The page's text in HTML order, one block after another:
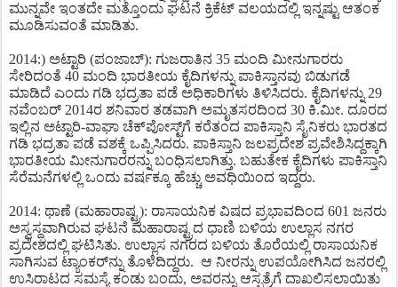
ಮುನ್ನವೇ ಇಂತದೇ ಮತ್ತೊಂದು ಘಟನೆ ಕ್ರಿಕೆಟ್ ವಲಯದಲ್ಲಿ ಇನ್ನಷ್ಟು ಆತಂಕ
ಮೂಡಿಸುವಂತೆ ಮಾಡಿತು.
2014:) ಅಟ್ಟಾರಿ (ಪಂಜಾಬ್): ಗುಜರಾತಿನ 35 ಮಂದಿ ಮೀನುಗಾರರು
ಸೇರಿದಂತೆ 40 ಮಂದಿ ಭಾರತೀಯ ಕೈದಿಗಳನ್ನು ಪಾಕಿಸ್ತಾನವು ಬಿಡುಗಡೆ
ಮಾಡಿದೆ ಎಂದು ಗಡಿ ಭದ್ರತಾ ಪಡೆ ಅಧಿಕಾರಿಗಳು ತಿಳಿಸಿದರು. ಕೈದಿಗಳನ್ನು 29
ನವೆಂಬರ್ 2014ರ ಶನಿವಾರ ತಡವಾಗಿ ಅಮೃತಸರದಿಂದ 30 ಕಿ.ಮೀ. ದೂರದ
ಇಲ್ಲಿನ ಅಟ್ಟಾರಿ-ವಾಘಾ ಚೆಕ್​ಪೋಸ್ಟ್​ಗೆ ಕರೆತಂದ ಪಾಕಿಸ್ತಾನಿ ಸೈನಿಕರು ಭಾರತದ
ಗಡಿ ಭದ್ರತಾ ಪಡೆ ವಶಕ್ಕೆ ಒಪ್ಪಿಸಿದರು. ಪಾಕಿಸ್ತಾನಿ ಜಲಪ್ರದೇಶ ಪ್ರವೇಶಿಸಿದ್ದಕ್ಕಾಗಿ
ಭಾರತೀಯ ಮೀನುಗಾರರನ್ನು ಬಂಧಿಸಲಾಗಿತ್ತು. ಬಹುತೇಕ ಕೈದಿಗಳು ಪಾಕಿಸ್ತಾನಿ
ಸೆರೆಮನೆಗಳಲ್ಲಿ ಒಂದು ವರ್ಷಕ್ಕೂ ಹೆಚ್ಚು ಅವಧಿಯಿಂದ ಇದ್ದರು.
2014: ಥಾಣೆ (ಮಹಾರಾಷ್ಟ್ರ): ರಾಸಾಯನಿಕ ವಿಷದ ಪ್ರಭಾವದಿಂದ 601 ಜನರು
ಅಸ್ವಸ್ಥವಾಗಿರುವ ಘಟನೆ ಮಹಾರಾಷ್ಟ್ರದ ಧಾಣಿ ಬಳಿಯ ಉಲ್ಲಾಸ ನಗರ
ಪ್ರದೇಶದಲ್ಲಿ ಘಟಿಸಿತು. ಉಲ್ಲಾಸ ನಗರದ ಬಳಿಯ ತೊರೆಯಲ್ಲಿ ರಾಸಾಯನಿಕ
ಸಾಗಿಸುವ ಟ್ಯಾಂಕರ್​ನ್ನು ತೊಳೆದಿದ್ದರು. ಆ ನೀರನ್ನು ಉಪಯೋಗಿಸಿದ ಜನರಲ್ಲಿ
ಉಸಿರಾಟದ ಸಮಸ್ಯೆ ಕಂಡು ಬಂದು, ಅವರನ್ನು ಆಸ್ಪತ್ರೆಗೆ ದಾಖಲಿಸಲಾಯಿತು